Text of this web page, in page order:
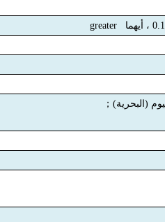
( البحرية)
；